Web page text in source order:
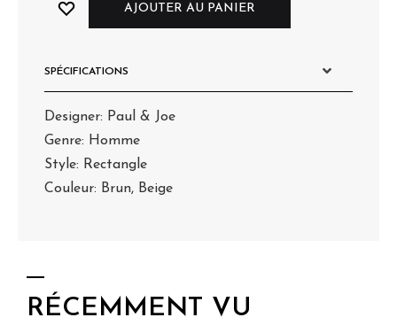
AJOUTER AU PANIER
SPÉCIFICATIONS
Designer: Paul & Joe
Genre: Homme
Style: Rectangle
Couleur: Brun, Beige
RÉCEMMENT VU